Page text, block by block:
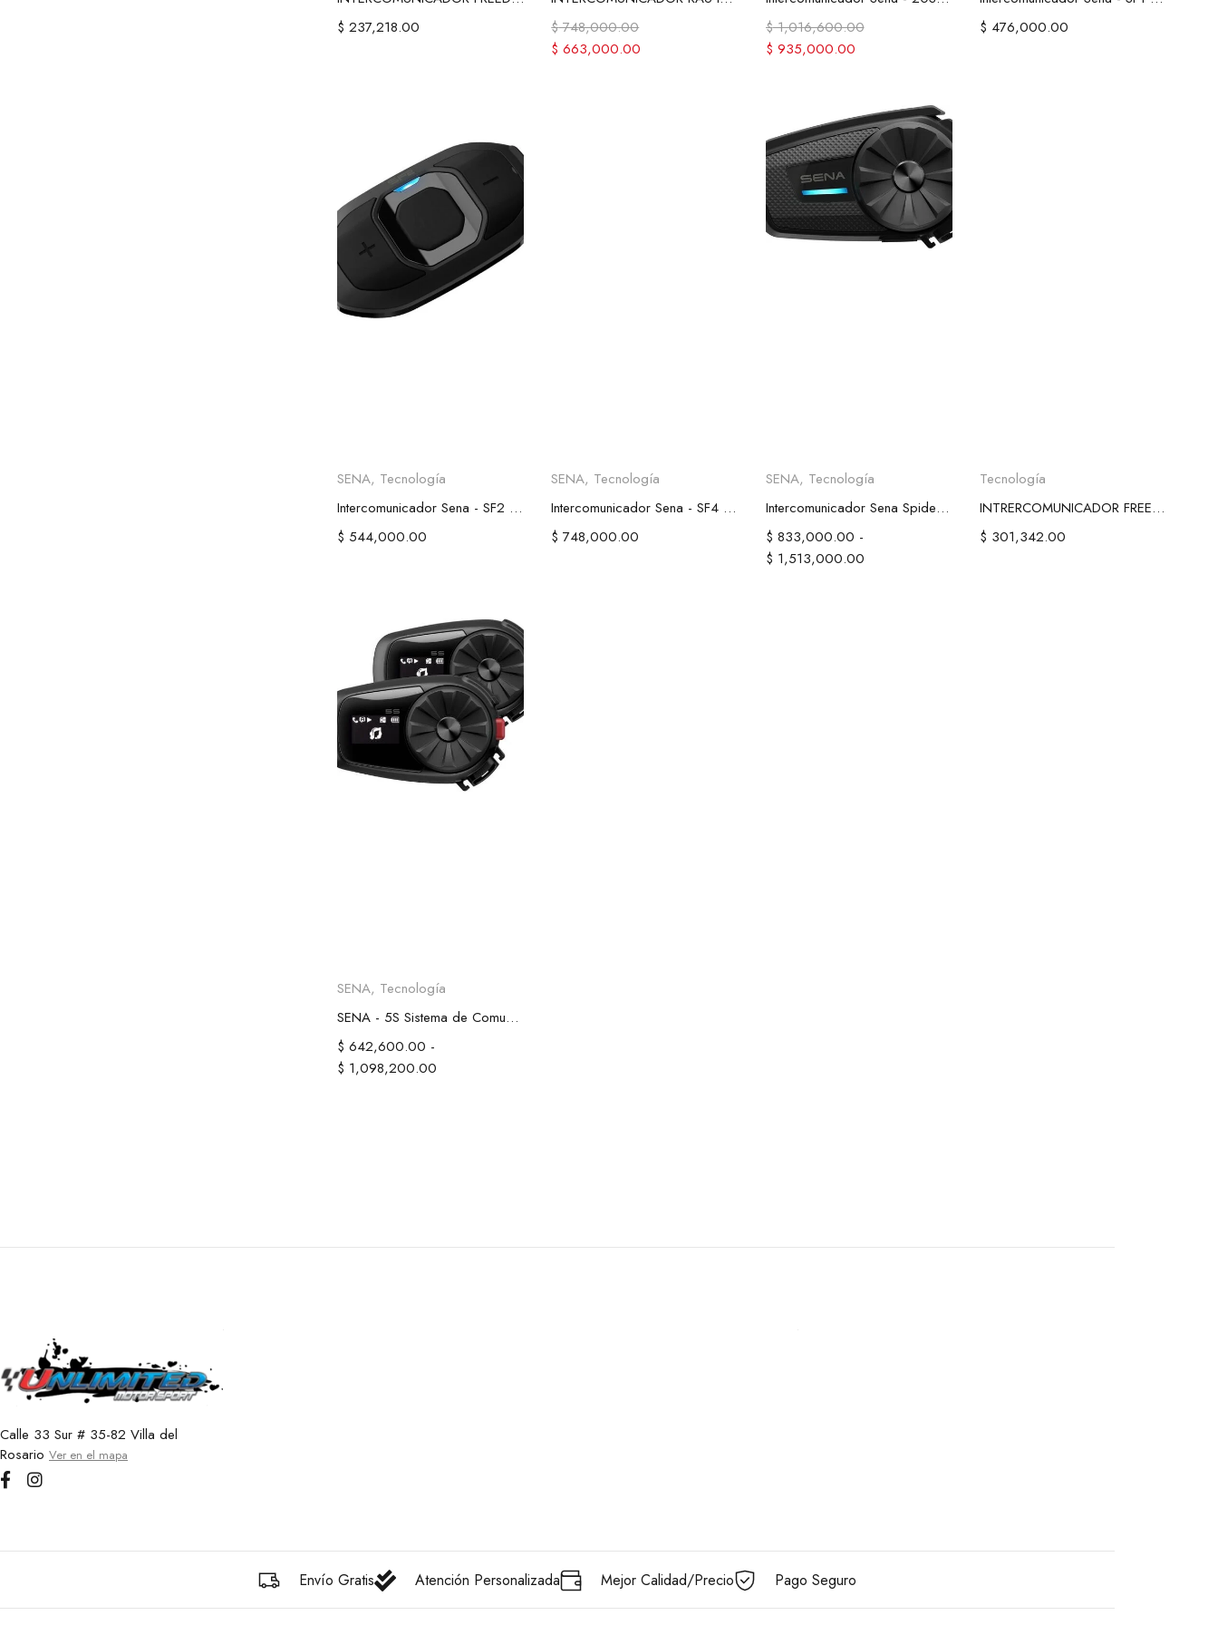
$ 237,218.00
$748,000.00
$ 663,000.00
$1,016,600.00
$ 935,000.00
$ 476,000.00
Añadir al carrito
SENA, Tecnología
Intercomunicador Sena - SF2 Bluetooth®
$ 544,000.00
Añadir al carrito
SENA, Tecnología
Intercomunicador Sena - SF4 Bluetooth®
$ 748,000.00
Seleccionar opciones
SENA, Tecnología
Intercomunicador Sena Spider ST1
$ 833,000.00 -
$ 1,513,000.00
Añadir al carrito
Tecnología
INTRERCOMUNICADOR FREEDCONN FX NEGRO
$ 301,342.00
Seleccionar opciones
SENA, Tecnología
SENA - 5S Sistema de Comunicación Bluetooth Para Motocicletas
$ 642,600.00 -
$ 1,098,200.00
Calle 33 Sur # 35-82 Villa del
Rosario Ver en el mapa
Envío Gratis Atención Personalizada Mejor Calidad/Precio Pago Seguro